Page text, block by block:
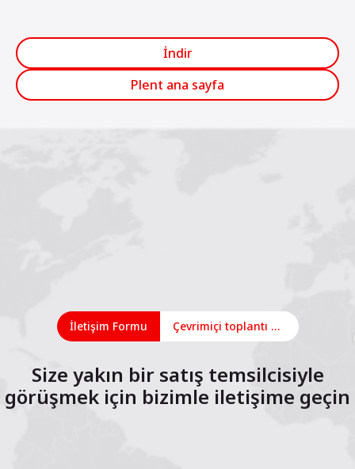
İndir
Plent ana sayfa
İletişim Formu Çevrimiçi toplantı planlayın
Size yakın bir satış temsilcisiyle
görüşmek için bizimle iletişime geçin